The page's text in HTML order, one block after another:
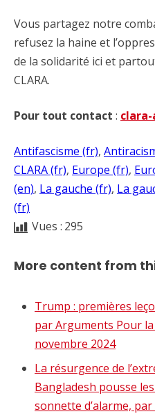
Vous partagez notre
refusez la haine et
de la solidarité ici et
CLARA.
Pour tout contact : clara-
Antifascisme (fr),
CLARA (fr), Europe (fr),
(en), La gauche (fr), La
(fr)
Vues : 295
More content from
Trump : premières
par Arguments Pour
novembre 2024
La résurgence de
Bangladesh pousse
sonnette d’alarme,